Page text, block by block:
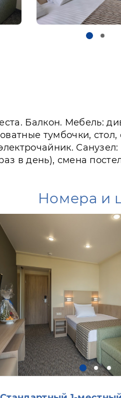
Балкон. Мебель:
тумбочки,
в день), смена
Номера и